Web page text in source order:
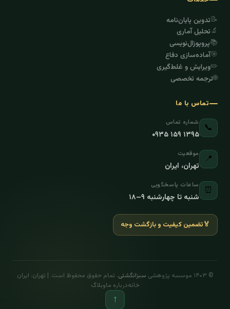
📝تدوین پایان‌نامه
🔬تحلیل آماری
📚پروپوزال‌نویسی
🎯آماده‌سازی دفاع
✏️ویرایش و غلط‌گیری
🌐ترجمه تخصصی
تماس با ما
📞 شماره تماس
۰۹۳۵ ۱۵۹ ۱۳۹۵
📍 موقعیت
تهران، ایران
⏰ ساعات پاسخگویی
شنبه تا چهارشنبه ۹–۱۸
🏅تضمین کیفیت و بازگشت وجه
© ۱۴۰۳ موسسه پژوهشی سبزانگشتی. تمام حقوق محفوظ است. | تهران، ایران
خانهدرباره ماوبلاگ
↑